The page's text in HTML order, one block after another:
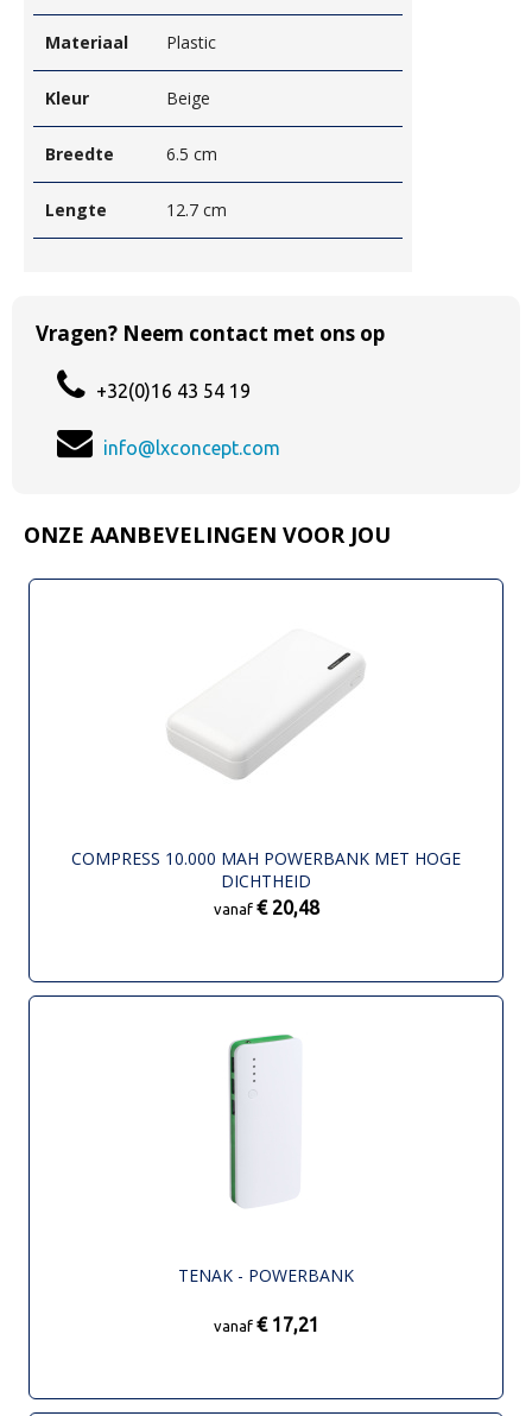
Materiaal Plastic
Kleur Beige
Breedte 6.5 cm
Lengte 12.7 cm
Vragen? Neem contact met ons op
+32(0)16 43 54 19
info@lxconcept.com
ONZE AANBEVELINGEN VOOR JOU
COMPRESS 10.000 MAH POWERBANK MET HOGE
DICHTHEID
vanaf € 20,48
TENAK - POWERBANK
vanaf € 17,21